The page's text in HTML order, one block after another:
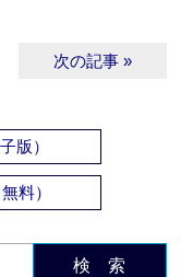
次の記事 »
版）
料）
検 索